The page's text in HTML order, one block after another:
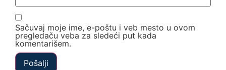
Sačuvaj moje ime, e-poštu i veb mesto u ovom
pregledaču veba za sledeći put kada
komentarišem.